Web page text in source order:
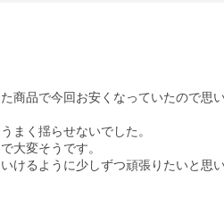
商品で今回お安くなっていたので思
まく揺らせないでした。
大変そうです。
けるように少しずつ頑張りたいと思い